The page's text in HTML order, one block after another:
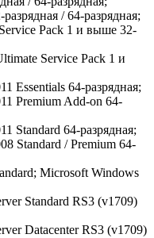
/ 64-разрядная;
Pack 1 и выше 32-
Service Pack 1 и
Essentials 64-разрядная;
Premium Add-on 64-
Standard 64-разрядная;
Standard / Premium 64-
Microsoft Windows
Standard RS3 (v1709)
Datacenter RS3 (v1709)